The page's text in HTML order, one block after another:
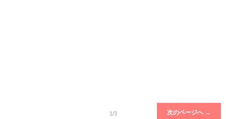
1/3 次のページへ →